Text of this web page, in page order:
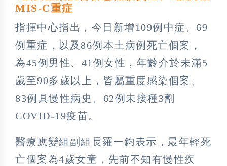
MIS-C重症
指揮中心指出，今日新增109例中症、69
例重症，以及86例本土病例死亡個案，
為45例男性、41例女性，年齡介於未滿5
歲至90多歲以上，皆屬重度感染個案、
83例具慢性病史、62例未接種3劑
COVID-19疫苗。
醫療應變組副組長羅一鈞表示，最年輕死
亡個案為4歲女童，先前不知有慢性疾